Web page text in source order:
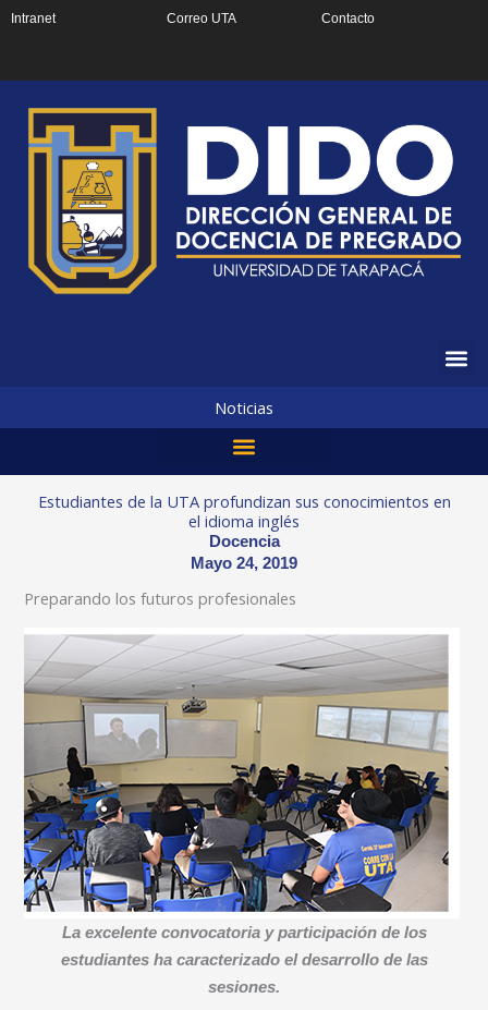
Intranet Correo UTA Contacto
Noticias
Estudiantes de la UTA profundizan sus conocimientos en
el idioma inglés
Docencia
Mayo 24, 2019
Preparando los futuros profesionales
La excelente convocatoria y participación de los
estudiantes ha caracterizado el desarrollo de las
sesiones.